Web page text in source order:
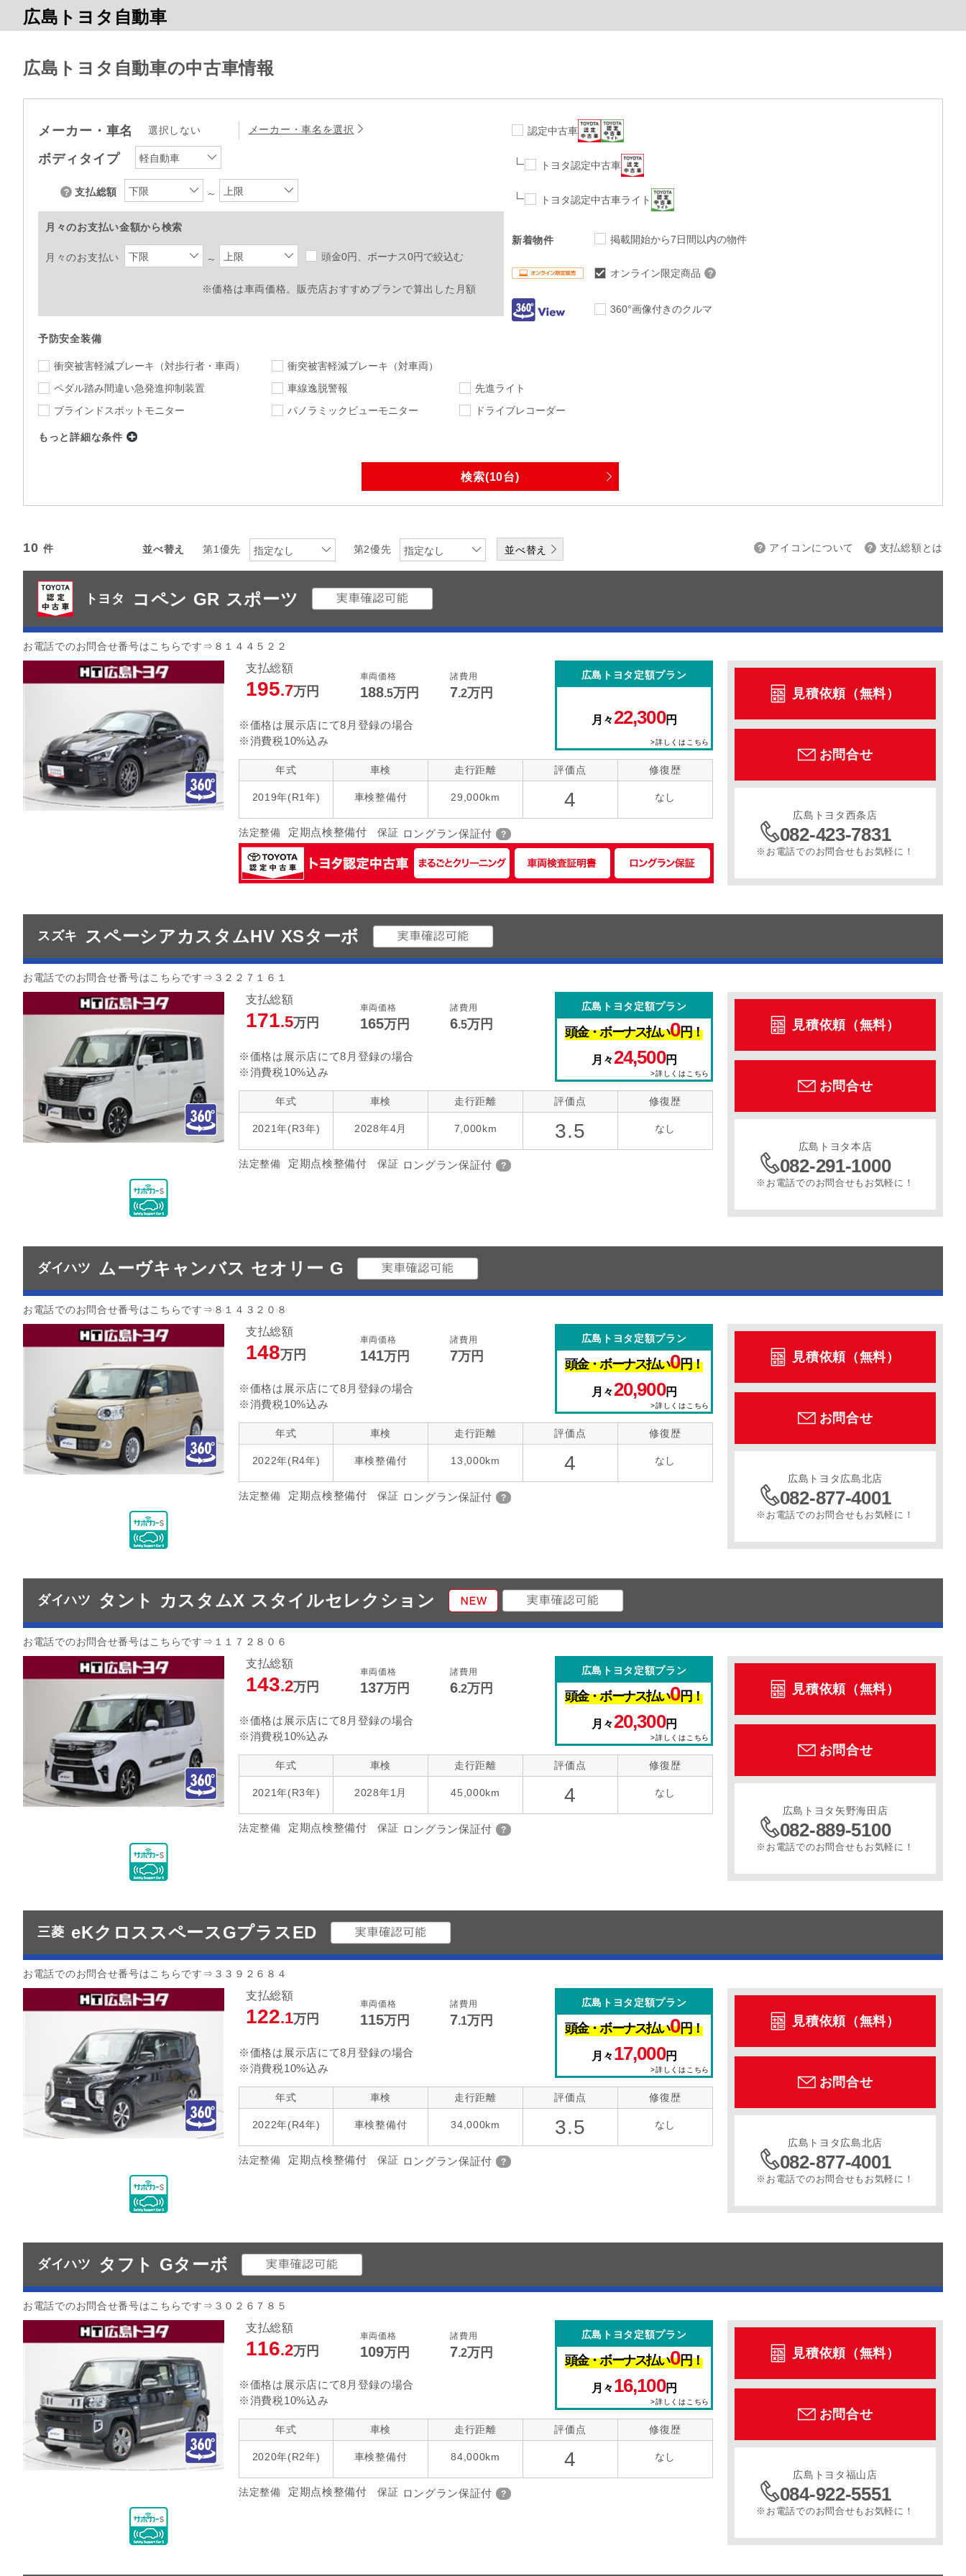
広島トヨタ自動車
広島トヨタ自動車の中古車情報
メーカー・車名 選択しない メーカー・車名を選択
ボディタイプ 軽自動車
支払総額 下限 ～ 上限
月々のお支払い金額から検索
月々のお支払い 下限 ～ 上限 頭金0円、ボーナス0円で絞込む
※価格は車両価格。販売店おすすめプランで算出した月額
認定中古車
トヨタ認定中古車
トヨタ認定中古車ライト
新着物件 掲載開始から7日間以内の物件
オンライン限定商品
360°画像付きのクルマ
予防安全装備
衝突被害軽減ブレーキ （対歩行者・車両）
衝突被害軽減ブレーキ（対車両）
ペダル踏み間違い急発進抑制装置
車線逸脱警報
先進ライト
ブラインドスポットモニター
パノラミックビューモニター ドライブレコーダー
もっと詳細な条件
走行距離 指定なし 車検 指定なし
ワンオーナー 修復歴無
カラー
カーナビ TV
リヤエアコン
エアロパーツ 指定なし スライドドア 寒冷地仕様
10 並べ替え 第1優先 指定なし 第2優先 指定なし アイコンについて 支払総額とは
トヨタ コペン GR スポーツ
お電話でのお問合せ番号はこちらです⇒８１４４５２２
支払総額
195.7万円
車両価格
188.5万円
諸費用
7.2万円
※価格は展示店にて8月登録の場合
※消費税10%込み
広島トヨタ定額プラン
月々22,300円
>詳しくはこちら
年式
2019年(R1年)
車検
車検整備付
走行距離
29,000km
評価点
4
修復歴
なし
法定整備 定期点検整備付 保証 ロングラン保証付
見積依頼（無料）
お問合せ
広島トヨタ西条店
082-423-7831
※お電話でのお問合せもお気軽に！
スズキ スペーシアカスタムHV XSターボ
お電話でのお問合せ番号はこちらです⇒３２２７１６１
支払総額
171.5万円
車両価格
165万円
諸費用
6.5万円
※価格は展示店にて8月登録の場合
※消費税10%込み
広島トヨタ定額プラン
頭金・ボーナス払い0円！
月々24,500円
>詳しくはこちら
年式
2021年(R3年)
車検
2028年4月
走行距離
7,000km
評価点
3.5
修復歴
なし
法定整備 定期点検整備付 保証 ロングラン保証付
見積依頼（無料）
お問合せ
広島トヨタ本店
082-291-1000
※お電話でのお問合せもお気軽に！
ダイハツ ムーヴキャンバス セオリー G
お電話でのお問合せ番号はこちらです⇒８１４３２０８
支払総額
148万円
車両価格
141万円
諸費用
7万円
※価格は展示店にて8月登録の場合
※消費税10%込み
広島トヨタ定額プラン
頭金・ボーナス払い0円！
月々20,900円
>詳しくはこちら
年式
2022年(R4年)
車検
車検整備付
走行距離
13,000km
評価点
4
修復歴
なし
法定整備 定期点検整備付 保証 ロングラン保証付
見積依頼（無料）
お問合せ
広島トヨタ広島北店
082-877-4001
※お電話でのお問合せもお気軽に！
ダイハツ タント カスタムX スタイルセレクション
お電話でのお問合せ番号はこちらです⇒１１７２８０６
支払総額
143.2万円
車両価格
137万円
諸費用
6.2万円
※価格は展示店にて8月登録の場合
※消費税10%込み
広島トヨタ定額プラン
頭金・ボーナス払い0円！
月々20,300円
>詳しくはこちら
年式
2021年(R3年)
車検
2028年1月
走行距離
45,000km
評価点
4
修復歴
なし
法定整備 定期点検整備付 保証 ロングラン保証付
見積依頼（無料）
お問合せ
広島トヨタ矢野海田店
082-889-5100
※お電話でのお問合せもお気軽に！
三菱 eKクロススペースGプラスED
お電話でのお問合せ番号はこちらです⇒３３９２６８４
支払総額
122.1万円
車両価格
115万円
諸費用
7.1万円
※価格は展示店にて8月登録の場合
※消費税10%込み
広島トヨタ定額プラン
頭金・ボーナス払い0円！
月々17,000円
>詳しくはこちら
年式
2022年(R4年)
車検
車検整備付
走行距離
34,000km
評価点
3.5
修復歴
なし
法定整備 定期点検整備付 保証 ロングラン保証付
見積依頼（無料）
お問合せ
広島トヨタ広島北店
082-877-4001
※お電話でのお問合せもお気軽に！
ダイハツ タフト Gターボ
お電話でのお問合せ番号はこちらです⇒３０２６７８５
支払総額
116.2万円
車両価格
109万円
諸費用
7.2万円
※価格は展示店にて8月登録の場合
※消費税10%込み
広島トヨタ定額プラン
頭金・ボーナス払い0円！
月々16,100円
>詳しくはこちら
年式
2020年(R2年)
車検
車検整備付
走行距離
84,000km
評価点
4
修復歴
なし
法定整備 定期点検整備付 保証 ロングラン保証付
見積依頼（無料）
お問合せ
広島トヨタ福山店
084-922-5551
※お電話でのお問合せもお気軽に！